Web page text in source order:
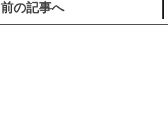
前の記事へ